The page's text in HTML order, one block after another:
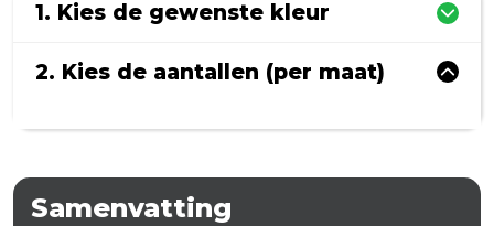
1. Kies de gewenste kleur
2. Kies de aantallen (per maat)
Samenvatting